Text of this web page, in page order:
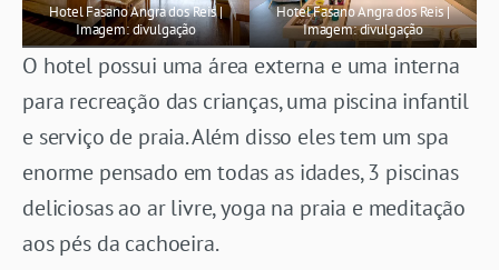
Hotel Fasano Angra dos Reis |
Imagem: divulgação
Hotel Fasano Angra dos Reis |
Imagem: divulgação
O hotel possui uma área externa e uma interna
para recreação das crianças, uma piscina infantil
e serviço de praia. Além disso eles tem um spa
enorme pensado em todas as idades, 3 piscinas
deliciosas ao ar livre, yoga na praia e meditação
aos pés da cachoeira.